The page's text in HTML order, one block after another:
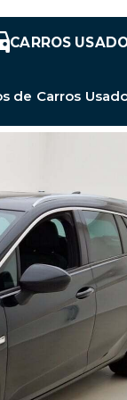
CARROS
de Carros